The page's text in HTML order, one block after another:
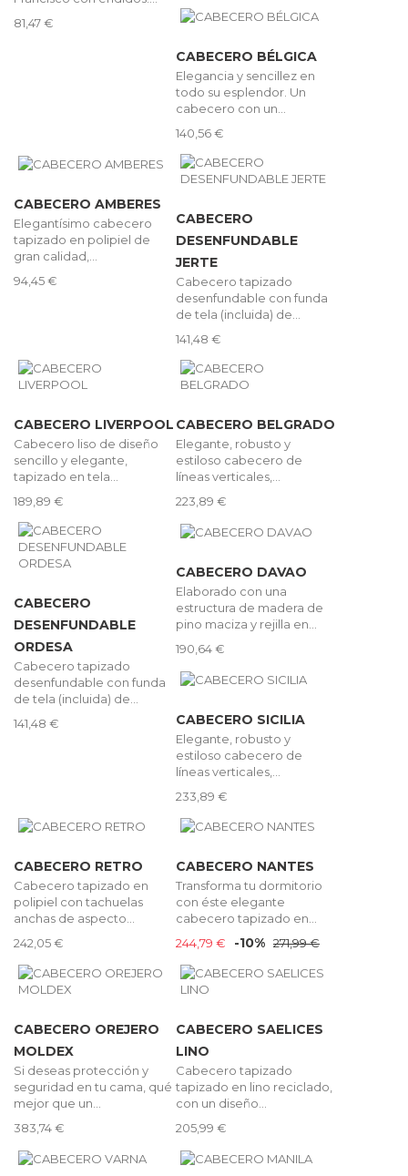
81,47 €
CABECERO BÉLGICA
Elegancia y sencillez en
todo su esplendor. Un
cabecero con un...
140,56 €
CABECERO AMBERES
Elegantísimo cabecero
tapizado en polipiel de
gran calidad,...
94,45 €
CABECERO
DESENFUNDABLE
JERTE
Cabecero tapizado
desenfundable con funda
de tela (incluida) de...
141,48 €
CABECERO LIVERPOOL
Cabecero liso de diseño
sencillo y elegante,
tapizado en tela...
189,89 €
CABECERO BELGRADO
Elegante, robusto y
estiloso cabecero de
líneas verticales,...
223,89 €
CABECERO
DESENFUNDABLE
ORDESA
Cabecero tapizado
desenfundable con funda
de tela (incluida) de...
141,48 €
CABECERO DAVAO
Elaborado con una
estructura de madera de
pino maciza y rejilla en...
190,64 €
CABECERO SICILIA
Elegante, robusto y
estiloso cabecero de
líneas verticales,...
233,89 €
CABECERO RETRO
Cabecero tapizado en
polipiel con tachuelas
anchas de aspecto...
242,05 €
CABECERO NANTES
Transforma tu dormitorio
con éste elegante
cabecero tapizado en...
244,79 €
-10% 271,99 €
CABECERO OREJERO
MOLDEX
Si deseas protección y
seguridad en tu cama, qué
mejor que un...
383,74 €
CABECERO SAELICES
LINO
Cabecero tapizado
tapizado en lino reciclado,
con un diseño...
205,99 €